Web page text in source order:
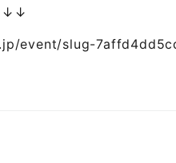
event/slug-